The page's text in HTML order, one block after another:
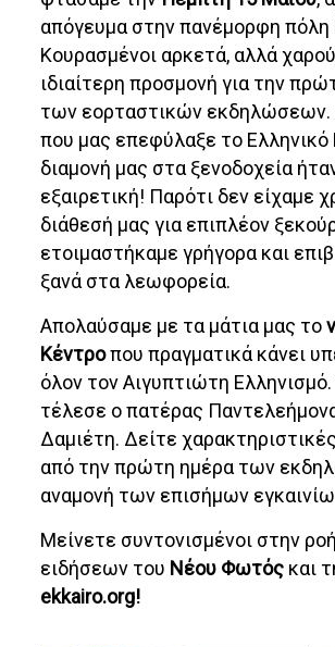
απόγευμα στην πανέμορφη
Κουρασμένοι αρκετά, αλλά
ιδιαίτερη προσμονή για την
των εορταστικών εκδηλώσεων.
που μας επεφύλαξε το Ελληνικό
διαμονή μας στα ξενοδοχεία
εξαιρετική! Παρότι δεν είχαμε
διάθεσή μας για επιπλέον
ετοιμαστήκαμε γρήγορα και
ξανά στα λεωφορεία.
Απολαύσαμε με τα μάτια μας το
Κέντροπου πραγματικά κάνει
όλον τον Αιγυπτιώτη
τέλεσε ο πατέρας
Δαμιέτη. Δείτε
από την πρώτη ημέρα των
αναμονή των επισήμων
Μείνετε συντονισμένοι στην
ειδήσεων του Νέου Φωτός και
ekkairo.org!